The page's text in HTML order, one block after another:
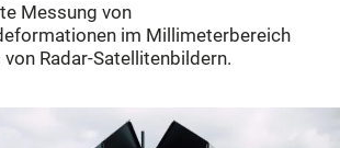
Messung von
im Millimeterbereich
Radar-Satellitenbildern.